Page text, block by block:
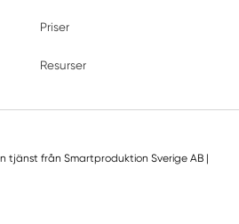
Priser
Resurser
tjänst från Smartproduktion Sverige AB|